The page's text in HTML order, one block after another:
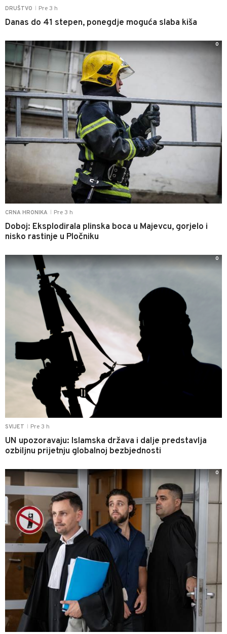
DRUŠTVO Pre 3 h
Danas do 41 stepen, ponegdje moguća slaba kiša
CRNA HRONIKA Pre 3 h
Doboj: Eksplodirala plinska boca u Majevcu, gorjelo i
nisko rastinje u Pločniku
0
SVIJET Pre 3 h
UN upozoravaju: Islamska država i dalje predstavlja
ozbiljnu prijetnju globalnoj bezbjednosti
0
0